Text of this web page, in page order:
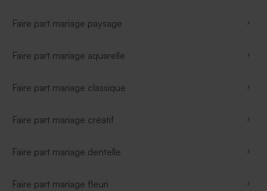
Faire part mariage paysage
Faire part mariage aquarelle
Faire part mariage classique
Faire part mariage créatif
Faire part mariage dentelle
Faire part mariage fleuri